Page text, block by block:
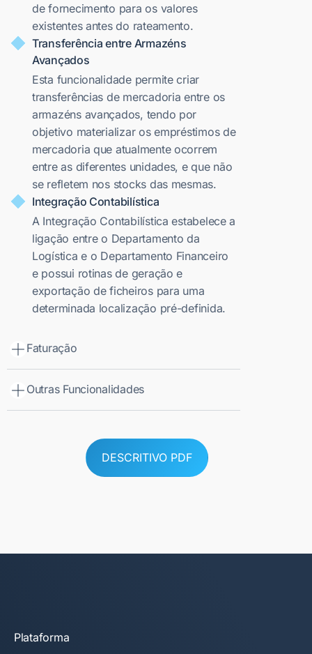
de fornecimento para os valores
existentes antes do rateamento.
Transferência entre Armazéns
Avançados
Esta funcionalidade permite criar
transferências de mercadoria entre os
armazéns avançados, tendo por
objetivo materializar os empréstimos de
mercadoria que atualmente ocorrem
entre as diferentes unidades, e que não
se refletem nos stocks das mesmas.
Integração Contabilística
A Integração Contabilística estabelece a
ligação entre o Departamento da
Logística e o Departamento Financeiro
e possui rotinas de geração e
exportação de ficheiros para uma
determinada localização pré-definida.
Faturação
Outras Funcionalidades
DESCRITIVO PDF
Plataforma